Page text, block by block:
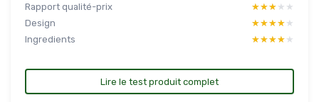
Rapport qualité-prix
★★★★★
★★★★★
Design
★★★★★
★★★★★
Ingredients
★★★★★
★★★★★
Lire le test produit complet